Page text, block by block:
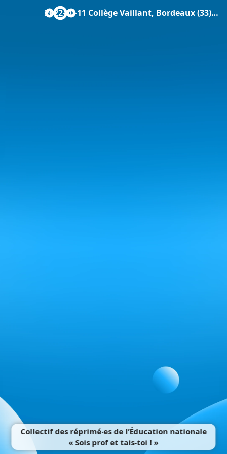
2022-10-11 Collège Vaillant, Bordeaux (33), Photo de soutien.jpg
Collectif des réprimé‧es de l’Éducation nationale
« Sois prof et tais-toi ! »